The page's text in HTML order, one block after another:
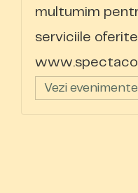
multumim
serviciile
Vezi